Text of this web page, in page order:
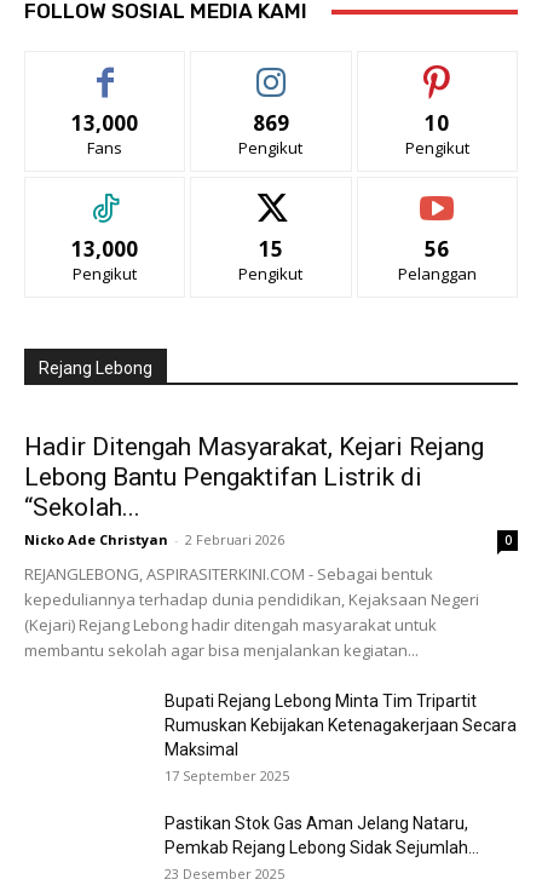
FOLLOW SOSIAL MEDIA KAMI
13,000
Fans
869
Pengikut
10
Pengikut
13,000
Pengikut
15
Pengikut
56
Pelanggan
Rejang Lebong
Hadir Ditengah Masyarakat, Kejari Rejang
Lebong Bantu Pengaktifan Listrik di
“Sekolah...
Nicko Ade Christyan - 2 Februari 2026 0
REJANGLEBONG, ASPIRASITERKINI.COM - Sebagai bentuk
kepeduliannya terhadap dunia pendidikan, Kejaksaan Negeri
(Kejari) Rejang Lebong hadir ditengah masyarakat untuk
membantu sekolah agar bisa menjalankan kegiatan...
Bupati Rejang Lebong Minta Tim Tripartit
Rumuskan Kebijakan Ketenagakerjaan Secara
Maksimal
17 September 2025
Pastikan Stok Gas Aman Jelang Nataru,
Pemkab Rejang Lebong Sidak Sejumlah...
23 Desember 2025